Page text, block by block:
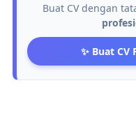
Buat CV dengan
✨ Buat CV